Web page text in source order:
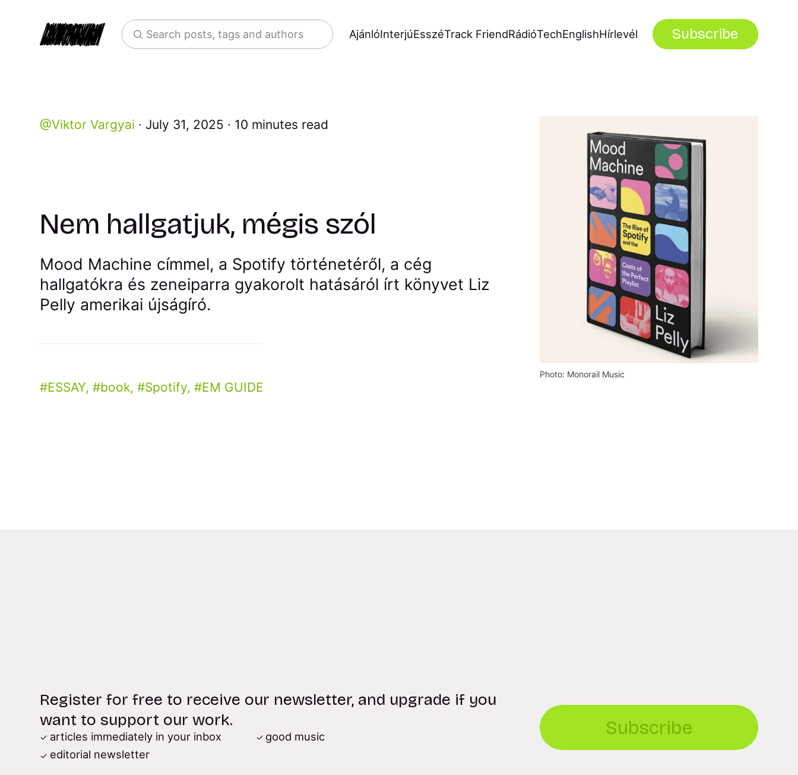
Search posts, tags and authors AjánlóInterjúEsszéTrack FriendRádióTechEnglishHírlevél Subscribe
Viktor Vargyai July 31, 2025 10 minutes read
Nem hallgatjuk, mégis szól
Mood Machine címmel, a Spotify történetéről, a cég
hallgatókra és zeneiparra gyakorolt hatásáról írt könyvet Liz
Pelly amerikai újságíró.
ESSAY, book, Spotify, EM GUIDE
Photo: Monorail Music
Register for free to receive our newsletter, and upgrade if you
want to support our work.
articles immediately in your inbox
editorial newsletter
good music Subscribe